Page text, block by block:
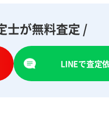
士が無料査定 /
LINEで査定